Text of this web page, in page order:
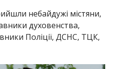
небайдужі містяни,
духовенства,
Поліції, ДСНС, ТЦК,